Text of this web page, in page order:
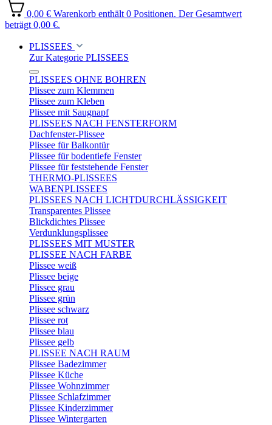
0,00 € Warenkorb enthält 0 Positionen. Der Gesamtwert
beträgt 0,00 €.
PLISSEES
Zur Kategorie PLISSEES
PLISSEES OHNE BOHREN
Plissee zum Klemmen
Plissee zum Kleben
Plissee mit Saugnapf
PLISSEES NACH FENSTERFORM
Dachfenster-Plissee
Plissee für Balkontür
Plissee für bodentiefe Fenster
Plissee für feststehende Fenster
THERMO-PLISSEES
WABENPLISSEES
PLISSEES NACH LICHTDURCHLÄSSIGKEIT
Transparentes Plissee
Blickdichtes Plissee
Verdunklungsplissee
PLISSEES MIT MUSTER
PLISSEE NACH FARBE
Plissee weiß
Plissee beige
Plissee grau
Plissee grün
Plissee schwarz
Plissee rot
Plissee blau
Plissee gelb
PLISSEE NACH RAUM
Plissee Badezimmer
Plissee Küche
Plissee Wohnzimmer
Plissee Schlafzimmer
Plissee Kinderzimmer
Plissee Wintergarten